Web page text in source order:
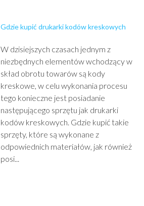
Gdzie kupić drukarki kodów kreskowych
W dzisiejszych czasach jednym z
niezbędnych elementów wchodzący w
skład obrotu towarów są kody
kreskowe, w celu wykonania procesu
tego konieczne jest posiadanie
następującego sprzętu jak drukarki
kodów kreskowych. Gdzie kupić takie
sprzęty, które są wykonane z
odpowiednich materiałów, jak również
posi...